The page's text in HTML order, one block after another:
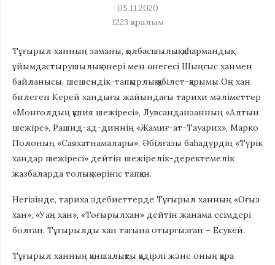
05.11.2020
1223 қаралым
Тұғырыл ханның заманы, қолбасшылық, қаһармандық,
ұйымдастырушылық өнері мен өнегесі Шыңғыс ханмен
байланысы, шешендік-тапқырлық қабілет-қарымы Оң хан
билеген Керей хандығы жайындағы тарихи мәліметтер
«Монғолдың құпия шежіресі», Лувсанданзанның «Алтын
шежіре», Рашид-ад-диннің «Жамиғ-ат-Тауарих», Марко
Полоның «Саяхатнамалары», Әбілғазы баһадүрдің «Түрік
хандар шежіресі» дейтін шежірелік-деректемелік
жазбаларда толық көрініс тапқан.
Негізінде, тариха әдебиеттерде Тұғырыл ханның «Оғыз
хан», «Уаң хан», «Тоғырылхан» дейтін жанама есімдері
болған. Тұғырылды хан тағына отырғызған – Есукей.
Тұғырыл ханның қаншалықты қадірлі және оның қара